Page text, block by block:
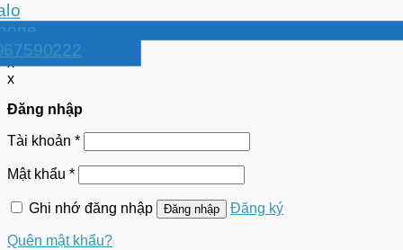
x
x
Đăng nhập
Tài khoản *
Mật khẩu *
Ghi nhớ đăng nhập Đăng nhập Đăng ký
Quên mật khẩu?